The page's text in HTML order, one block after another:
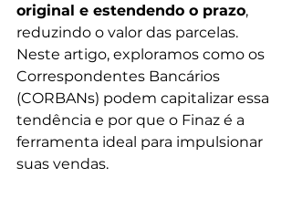
original e estendendo o prazo,
reduzindo o valor das parcelas.
Neste artigo, exploramos como os
Correspondentes Bancários
(CORBANs) podem capitalizar essa
tendência e por que o Finaz é a
ferramenta ideal para impulsionar
suas vendas.